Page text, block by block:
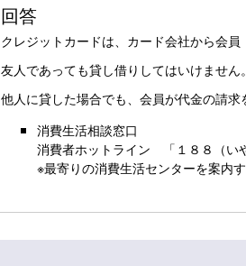
回答
クレジットカードは、カード会社から会員
友人であっても貸し借りしてはいけません。
他人に貸した場合でも、会員が代金の請求
消費生活相談窓口
消費者ホットライン 「１８８（い
※最寄りの消費生活センターを案内